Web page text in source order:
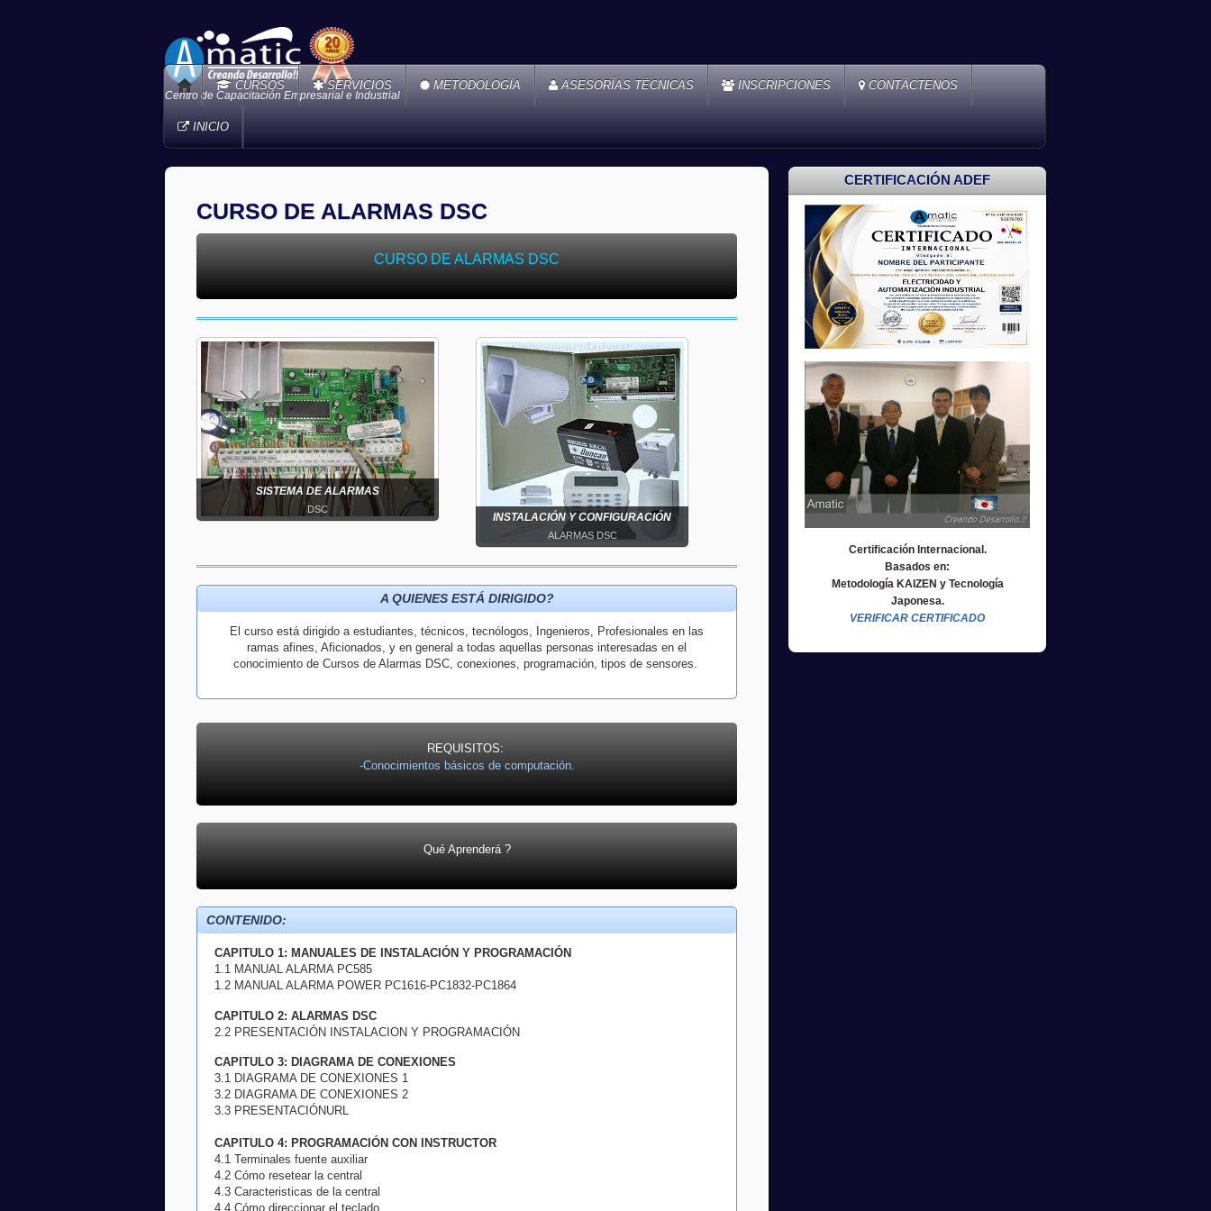
Centro de Capacitación Empresarial e Industrial
CURSOS SERVICIOS METODOLOGÍA ASESORÍAS TÉCNICAS INSCRIPCIONES CONTÁCTENOS
INICIO
CURSO DE ALARMAS DSC
CURSO DE ALARMAS DSC
SISTEMA DE ALARMAS
DSC
INSTALACIÓN Y CONFIGURACIÓN
ALARMAS DSC
A QUIENES ESTÁ DIRIGIDO?
El curso está dirigido a estudiantes, técnicos, tecnólogos, Ingenieros, Profesionales en las
ramas afines, Aficionados, y en general a todas aquellas personas interesadas en el
conocimiento de Cursos de Alarmas DSC, conexiones, programación, tipos de sensores.
REQUISITOS:
-Conocimientos básicos de computación.
Qué Aprenderá ?
CONTENIDO:
CAPITULO 1: MANUALES DE INSTALACIÓN Y PROGRAMACIÓN
1.1 MANUAL ALARMA PC585
1.2 MANUAL ALARMA POWER PC1616-PC1832-PC1864
CAPITULO 2: ALARMAS DSC
2.2 PRESENTACIÓN INSTALACION Y PROGRAMACIÓN
CAPITULO 3: DIAGRAMA DE CONEXIONES
3.1 DIAGRAMA DE CONEXIONES 1
3.2 DIAGRAMA DE CONEXIONES 2
3.3 PRESENTACIÓNURL
CAPITULO 4: PROGRAMACIÓN CON INSTRUCTOR
4.1 Terminales fuente auxiliar
4.2 Cómo resetear la central
4.3 Caracteristicas de la central
4.4 Cómo direccionar el teclado
CERTIFICACIÓN ADEF
Certificación Internacional.
Basados en:
Metodología KAIZEN y Tecnología
Japonesa.
VERIFICAR CERTIFICADO